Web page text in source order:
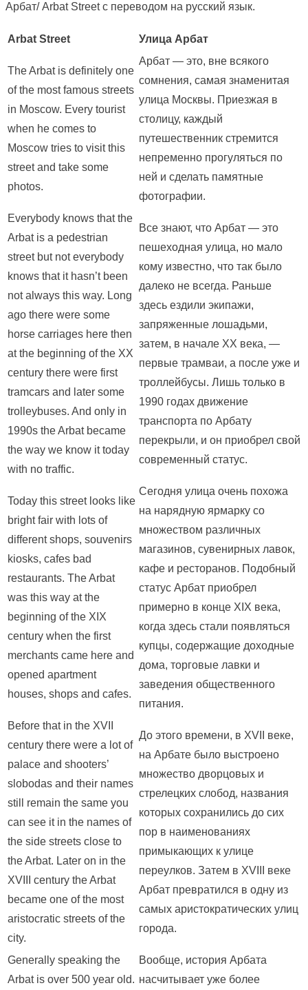
Арбат/ Arbat Street с переводом на русский язык.
Arbat Street Улица Арбат
The Arbat is definitely one
of the most famous streets
in Moscow. Every tourist
when he comes to
Moscow tries to visit this
street and take some
photos.
Арбат — это, вне всякого
сомнения, самая знаменитая
улица Москвы. Приезжая в
столицу, каждый
путешественник стремится
непременно прогуляться по
ней и сделать памятные
фотографии.
Everybody knows that the
Arbat is a pedestrian
street but not everybody
knows that it hasn’t been
not always this way. Long
ago there were some
horse carriages here then
at the beginning of the XX
century there were first
tramcars and later some
trolleybuses. And only in
1990s the Arbat became
the way we know it today
with no traffic.
Все знают, что Арбат — это
пешеходная улица, но мало
кому известно, что так было
далеко не всегда. Раньше
здесь ездили экипажи,
запряженные лошадьми,
затем, в начале XX века, —
первые трамваи, а после уже и
троллейбусы. Лишь только в
1990 годах движение
транспорта по Арбату
перекрыли, и он приобрел свой
современный статус.
Today this street looks like
bright fair with lots of
different shops, souvenirs
kiosks, cafes bad
restaurants. The Arbat
was this way at the
beginning of the XIX
century when the first
merchants came here and
opened apartment
houses, shops and cafes.
Сегодня улица очень похожа
на нарядную ярмарку со
множеством различных
магазинов, сувенирных лавок,
кафе и ресторанов. Подобный
статус Арбат приобрел
примерно в конце XIX века,
когда здесь стали появляться
купцы, содержащие доходные
дома, торговые лавки и
заведения общественного
питания.
Before that in the XVII
century there were a lot of
palace and shooters’
slobodas and their names
still remain the same you
can see it in the names of
the side streets close to
the Arbat. Later on in the
XVIII century the Arbat
became one of the most
aristocratic streets of the
city.
До этого времени, в XVII веке,
на Арбате было выстроено
множество дворцовых и
стрелецких слобод, названия
которых сохранились до сих
пор в наименованиях
примыкающих к улице
переулков. Затем в XVIII веке
Арбат превратился в одну из
самых аристократических улиц
города.
Generally speaking the
Arbat is over 500 year old.
Вообще, история Арбата
насчитывает уже более